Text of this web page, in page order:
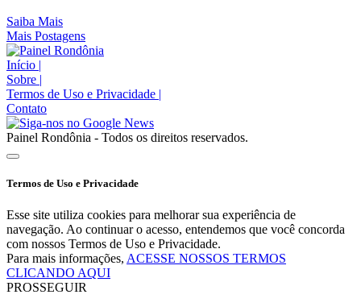
Saiba Mais
Mais Postagens
Início |
Sobre |
Termos de Uso e Privacidade |
Contato
Painel Rondônia - Todos os direitos reservados.
Termos de Uso e Privacidade
Esse site utiliza cookies para melhorar sua experiência de
navegação. Ao continuar o acesso, entendemos que você concorda
com nossos Termos de Uso e Privacidade.
Para mais informações, ACESSE NOSSOS TERMOS
CLICANDO AQUI
PROSSEGUIR